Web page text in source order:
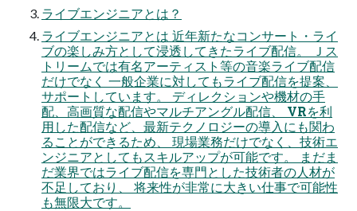
ライブエンジニアとは？
ライブエンジニアとは 近年新たなコンサート・ライ
ブの楽しみ方として浸透してきたライブ配信。 Ｊス
トリームでは有名アーティスト等の音楽ライブ配信
だけでなく 一般企業に対してもライブ配信を提案、
サポートしています。 ディレクションや機材の手
配、高画質な配信やマルチアングル配信、 VRを利
用した配信など、最新テクノロジーの導入にも関わ
ることができるため、 現場業務だけでなく、技術エ
ンジニアとしてもスキルアップが可能です。 まだま
だ業界ではライブ配信を専門とした技術者の人材が
不足しており、 将来性が非常に大きい仕事で可能性
も無限大です。